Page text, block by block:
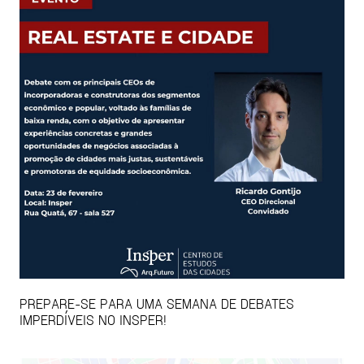
PREPARE-SE PARA UMA SEMANA DE DEBATES
IMPERDÍVEIS NO INSPER!